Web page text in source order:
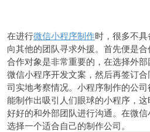
在进行微信小程序制作时，很多不
向其他的团队寻求外援。首先便是
合作对象是非常重要的，在选择外
微信小程序开发文案，然后再签订
司实地考察情况。小程序制作的公
能制作出吸引人们眼球的小程序，
好好的和外部团队进行沟通。在微
选择一个适合自己的制作公司。